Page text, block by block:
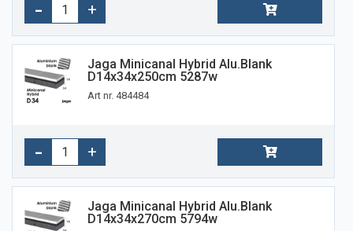
Jaga Minicanal Hybrid Alu.blank
D14x34x250cm 5287w
Art nr. 484484
Jaga Minicanal Hybrid Alu.blank
D14x34x270cm 5794w